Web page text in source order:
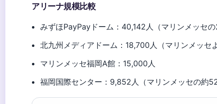
アリーナ規模比較
みずほPayPayドーム：40,142人（マリンメッセ
北九州メディアドーム：18,700人（マリンメッセ
マリンメッセ福岡A館：15,000人
福岡国際センター：9,852人（マリンメッセの約